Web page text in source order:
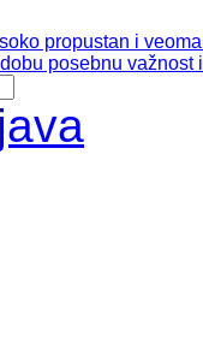
propustan i
posebnu